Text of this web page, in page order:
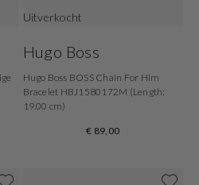
Uitverkocht
Hugo Boss
Hugo Boss BOSS Chain For Him
Bracelet HBJ1580172M (Length:
19.00 cm)
€ 89,00